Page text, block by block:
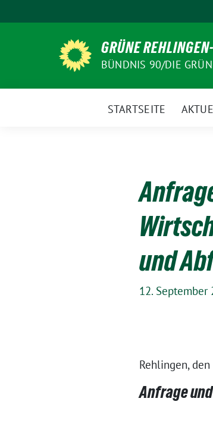
zum
GRÜNE
BÜNDNIS 90/DIE
STARTSEITE
und
12. September
Rehlingen,
Anfrage